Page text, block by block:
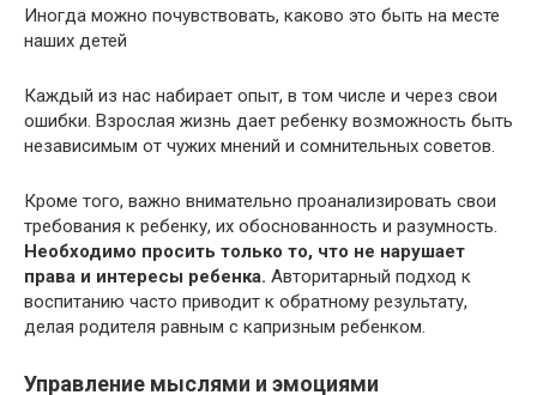
Иногда можно почувствовать, каково это быть на месте
наших детей
Каждый из нас набирает опыт, в том числе и через свои
ошибки. Взрослая жизнь дает ребенку возможность быть
независимым от чужих мнений и сомнительных советов.
Кроме того, важно внимательно проанализировать свои
требования к ребенку, их обоснованность и разумность.
Необходимо просить только то, что не нарушает
права и интересы ребенка. Авторитарный подход к
воспитанию часто приводит к обратному результату,
делая родителя равным с капризным ребенком.
Управление мыслями и эмоциями